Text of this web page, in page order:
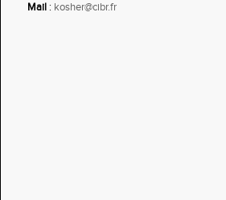
Mail : kosher@cibr.fr